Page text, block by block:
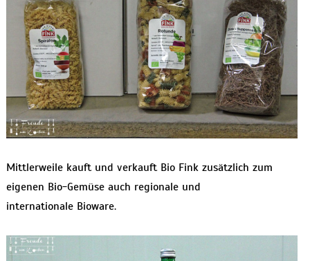
Mittlerweile kauft und verkauft Bio Fink zusätzlich zum
eigenen Bio-Gemüse auch regionale und
internationale Bioware.